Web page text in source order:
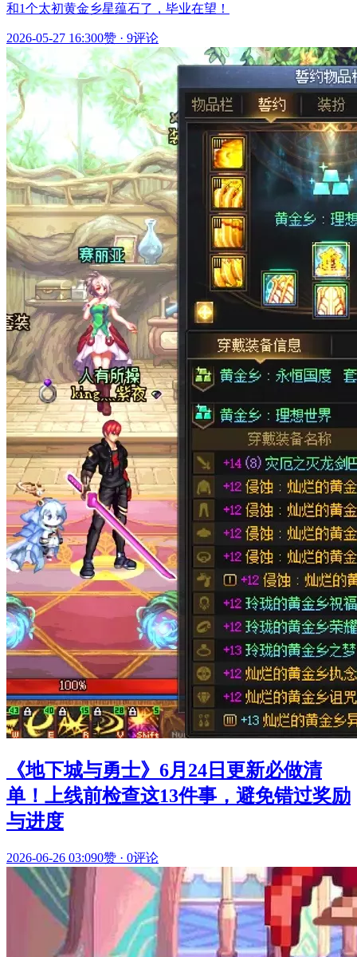
和1个太初黄金乡星蕴石了，毕业在望！
2026-05-27 16:300赞 · 9评论
《地下城与勇士》6月24日更新必做清
单！上线前检查这13件事，避免错过奖励
与进度
2026-06-26 03:090赞 · 0评论